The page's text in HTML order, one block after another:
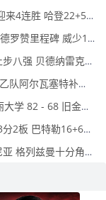
2026年01月15日 快船27罚全进力克奇才迎来4连胜 哈登22+5+8 伦纳德33分4断
2026年01月15日 国王3人20+力克尼克斯 德罗赞里程碑 威少11助 布伦森伤退
2026年01月15日 葡杯-本菲卡0-1波尔图止步八强 贝德纳雷克制胜帕夫利季斯失良机
2026年01月15日 爆冷出局！皇马2-3遭西乙队阿尔瓦塞特补时绝杀 无缘国王杯8强
2026年01月14日 NCAA常规赛 加州圣玛丽大学 82 - 68 旧金山大学 全场集锦
2026年01月14日 勇士大胜开拓者 杨瀚森3分2板 巴特勒16+6+5 库里9中2送11助
2026年01月14日 国王杯-马竞1-0拉科鲁尼亚 格列兹曼十分角任意球破门+远射中横梁